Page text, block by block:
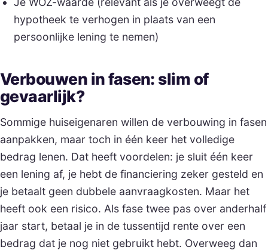
hypotheek te verhogen in plaats van een
persoonlijke lening te nemen)
Verbouwen in fasen: slim of
gevaarlijk?
Sommige huiseigenaren willen de verbouwing in fasen
aanpakken, maar toch in één keer het volledige
bedrag lenen. Dat heeft voordelen: je sluit één keer
een lening af, je hebt de financiering zeker gesteld en
je betaalt geen dubbele aanvraagkosten. Maar het
heeft ook een risico. Als fase twee pas over anderhalf
jaar start, betaal je in de tussentijd rente over een
bedrag dat je nog niet gebruikt hebt. Overweeg dan